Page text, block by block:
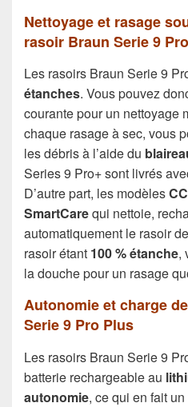
Nettoyage et rasage
rasoir Braun Serie 9
Les rasoirs Braun Serie 9
étanches. Vous pouvez
courante pour un nettoyage
chaque rasage à sec, vous
les débris à l’aide du
Series 9 Pro+ sont livrés
D’autre part, les modèlesCC
SmartCarequi nettoie,
automatiquement le rasoir
rasoir étant 100 % étanche,
la douche pour un rasage
Autonomie et charge
Serie 9 Pro Plus
Les rasoirs Braun Serie 9
batterie rechargeable au
autonomie, ce qui en fait